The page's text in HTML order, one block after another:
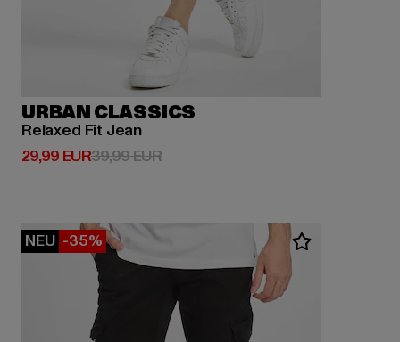
URBAN CLASSICS
Relaxed Fit Jean
29,99 EUR
Derzeitiger Preis: 29,99 EUR
39,99 EURAktionspreis: 39,99 EUR
NEU -35%